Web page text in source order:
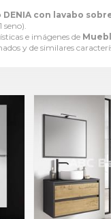
con lavabo
e imágenes de
y de similares